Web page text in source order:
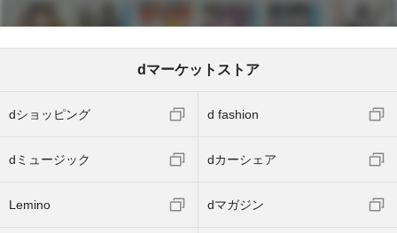
dマーケットストア
dショッピング d fashion
dミュージック dカーシェア
Lemino dマガジン